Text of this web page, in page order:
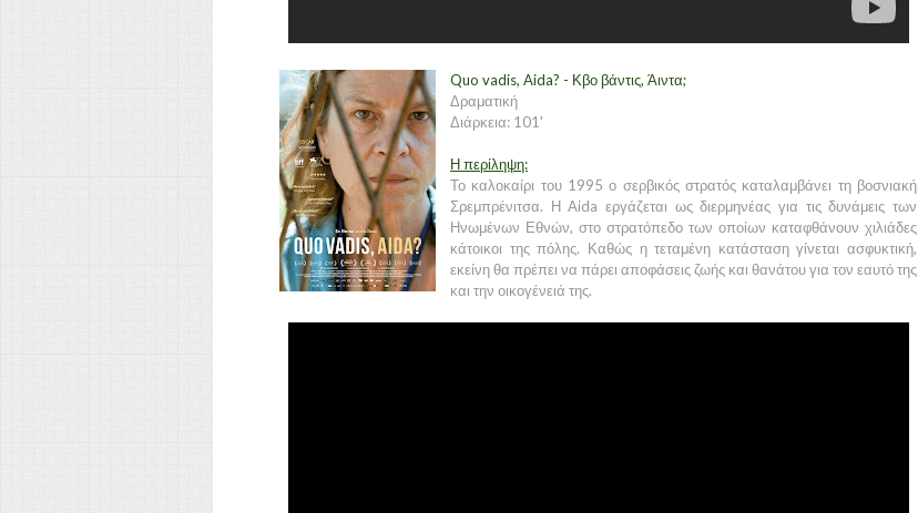
Quo vadis, Aida? - Κβο βάντις, Άιντα;
Δραματική
Διάρκεια: 101'
Η περίληψη:
Το καλοκαίρι του 1995 ο σερβικός στρατός καταλαμβάνει τη βοσνιακή
Σρεμπρένιτσα. Η Aida εργάζεται ως διερμηνέας για τις δυνάμεις των
Ηνωμένων Εθνών, στο στρατόπεδο των οποίων καταφθάνουν χιλιάδες
κάτοικοι της πόλης. Καθώς η τεταμένη κατάσταση γίνεται ασφυκτική,
εκείνη θα πρέπει να πάρει αποφάσεις ζωής και θανάτου για τον εαυτό της
και την οικογένειά της.